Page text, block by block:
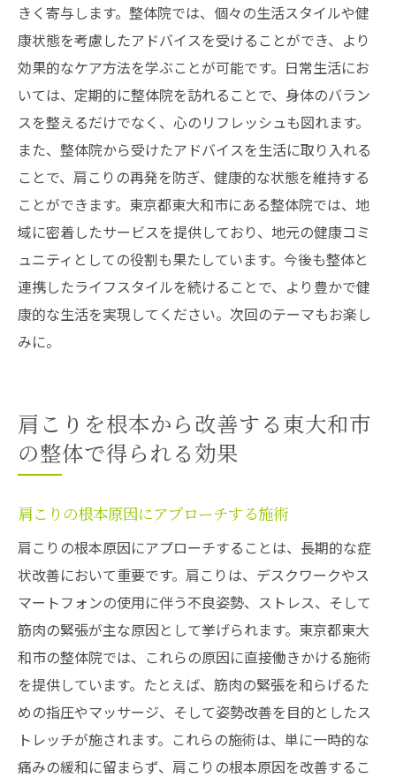
きく寄与します。整体院では、個々の生活スタイルや健
康状態を考慮したアドバイスを受けることができ、より
効果的なケア方法を学ぶことが可能です。日常生活にお
いては、定期的に整体院を訪れることで、身体のバラン
スを整えるだけでなく、心のリフレッシュも図れます。
また、整体院から受けたアドバイスを生活に取り入れる
ことで、肩こりの再発を防ぎ、健康的な状態を維持する
ことができます。東京都東大和市にある整体院では、地
域に密着したサービスを提供しており、地元の健康コミ
ュニティとしての役割も果たしています。今後も整体と
連携したライフスタイルを続けることで、より豊かで健
康的な生活を実現してください。次回のテーマもお楽し
みに。
肩こりを根本から改善する東大和市
の整体で得られる効果
肩こりの根本原因にアプローチする施術
肩こりの根本原因にアプローチすることは、長期的な症
状改善において重要です。肩こりは、デスクワークやス
マートフォンの使用に伴う不良姿勢、ストレス、そして
筋肉の緊張が主な原因として挙げられます。東京都東大
和市の整体院では、これらの原因に直接働きかける施術
を提供しています。たとえば、筋肉の緊張を和らげるた
めの指圧やマッサージ、そして姿勢改善を目的としたス
トレッチが施されます。これらの施術は、単に一時的な
痛みの緩和に留まらず、肩こりの根本原因を改善するこ